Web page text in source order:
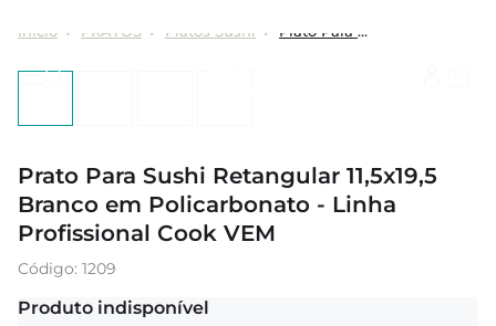
PRATOS Pratos Sushi Prato Para Sushi Retangular 11,5x19,5 Branco em Policarbonato - Linha Profissional Cook VEM
Prato Para Sushi Retangular 11,5x19,5
Branco em Policarbonato - Linha
Profissional Cook VEM
: 1209